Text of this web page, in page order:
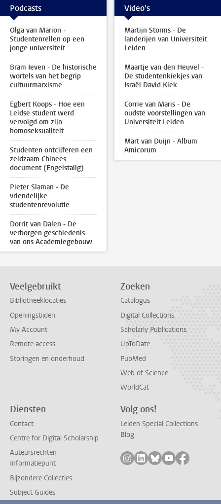
Podcasts
Olga van Marion -
Studentenrellen op een
jonge universiteit
Bram Ieven - De historische
wortels van het begrip
cultuurmarxisme
Egbert Koops - Hoe een
Leidse student werd
vervolgd om zijn
homoseksualiteit
Studenten ontcijferen een
zeldzaam Chinees
document (Engelstalig)
Pieter Slaman - De
vriendelijke
studentenrevolutie
Dorrit van Dalen - De
verborgen geschiedenis
van ons Academiegebouw
Video's
Martijn Storms - De
landerijen van Universiteit
Leiden
Maartje van den Heuvel -
De studentenkiekjes van
Israël David Kiek
Corrie van Maris - De
oudste voorstellingen van
Universiteit Leiden
Mart van Duijn - Album
Amicorum
Veelgebruikt
Bibliotheeklocaties
Openingstijden
My Account
Remote access
Storingen en onderhoud
Zoeken
Catalogus
Digital Collections
Scholarly Publications
UpToDate
PubMed
Web of Science
WorldCat
Diensten
Contact
Centre for Digital Scholarship
Auteursrechten
Informatiepunt
Bijzondere Collecties
Subject Guides
Volg ons!
Leiden Special Collections
Blog
Volg ons op instagram
Volg ons op linkedin
Volg ons op
Volg ons op